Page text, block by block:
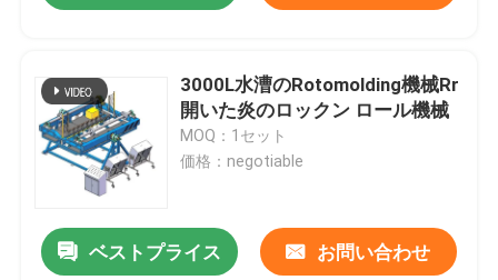
家
プロダクト
3000L水漕のRotomolding機械Rr
開いた炎のロックン ロール機械
MOQ：1セット
価格：negotiable
ベストプライス お問い合わせ
CNC Soildの鋼片アルミニウム型45Lより涼しい箱ミラーSurrface